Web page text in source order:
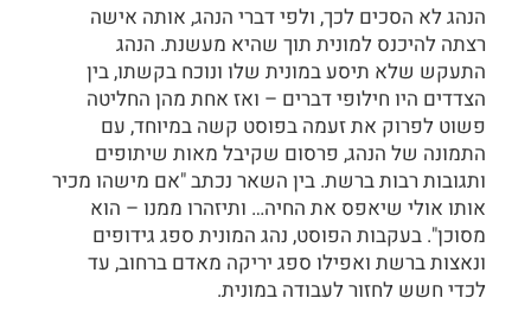
הנהג לא הסכים לכך, ולפי דברי הנהג, אותה אישה
רצתה להיכנס למונית תוך שהיא מעשנת. הנהג
התעקש שלא תיסע במונית שלו ונוכח בקשתו, בין
הצדדים היו חילופי דברים – ואז אחת מהן החליטה
פשוט לפרוק את זעמה בפוסט קשה במיוחד, עם
התמונה של הנהג, פרסום שקיבל מאות שיתופים
ותגובות רבות ברשת. בין השאר נכתב "אם מישהו מכיר
אותו אולי שיאפס את החיה… ותיזהרו ממנו – הוא
מסוכן". בעקבות הפוסט, נהג המונית ספג גידופים
ונאצות ברשת ואפילו ספג יריקה מאדם ברחוב, עד
לכדי חשש לחזור לעבודה במונית.